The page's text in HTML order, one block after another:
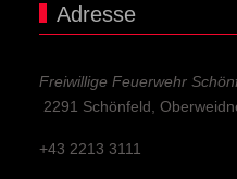
Adresse
Freiwillige Feuerwehr
2291 Schönfeld,
+43 2213 3111